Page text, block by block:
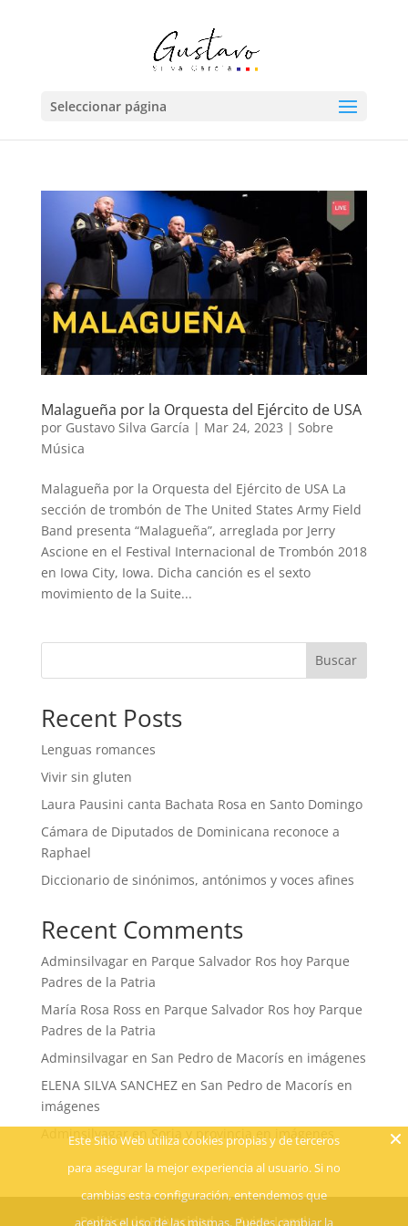
Seleccionar página
Malagueña por la Orquesta del Ejército de USA
por Gustavo Silva García | Mar 24, 2023 | Sobre
Música
Malagueña por la Orquesta del Ejército de USA La
sección de trombón de The United States Army Field
Band presenta “Malagueña”, arreglada por Jerry
Ascione en el Festival Internacional de Trombón 2018
en Iowa City, Iowa. Dicha canción es el sexto
movimiento de la Suite...
Buscar
Recent Posts
Lenguas romances
Vivir sin gluten
Laura Pausini canta Bachata Rosa en Santo Domingo
Cámara de Diputados de Dominicana reconoce a
Raphael
Diccionario de sinónimos, antónimos y voces afines
Recent Comments
Adminsilvagaren Parque Salvador Ros hoy Parque
Padres de la Patria
María Rosa Ross en Parque Salvador Ros hoy Parque
Padres de la Patria
Adminsilvagaren San Pedro de Macorís en imágenes
ELENA SILVA SANCHEZen San Pedro de Macorís en
imágenes
Adminsilvagaren Soria y provincia en imágenes
Política de Privacidad Aviso Legal
Este Sitio Web utiliza cookies propias y de terceros
para asegurar la mejor experiencia al usuario. Si no
cambias esta configuración, entendemos que
aceptas el uso de las mismas. Puedes cambiar la